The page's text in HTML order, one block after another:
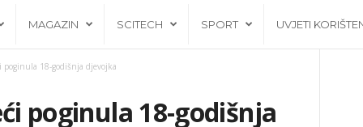
MAGAZIN SCITECH SPORT UVJETI
poginula 18-godišnja djevojka
poginula 18-godišnja